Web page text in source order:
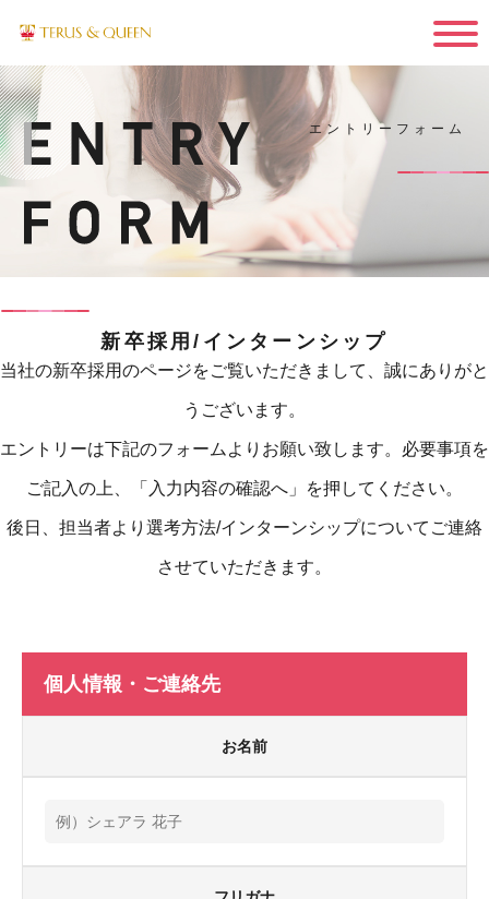
エントリーフォーム
新卒採用/インターンシップ
当社の新卒採用のページをご覧いただきまして、誠にありがと
うございます。
エントリーは下記のフォームよりお願い致します。必要事項を
ご記入の上、「入力内容の確認へ」を押してください。
後日、担当者より選考方法/インターンシップについてご連絡
させていただきます。
個人情報・ご連絡先
お名前